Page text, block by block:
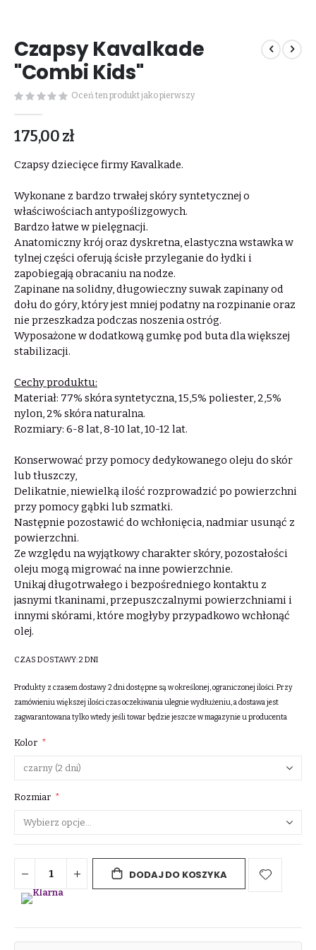
początek
galerii
Czapsy Kavalkade
"Combi Kids"
Oceń ten produkt jako pierwszy
175,00 zł
Czapsy dziecięce firmy Kavalkade.
Wykonane z bardzo trwałej skóry syntetycznej o
właściwościach antypoślizgowych.
Bardzo łatwe w pielęgnacji.
Anatomiczny krój oraz dyskretna, elastyczna wstawka w
tylnej części oferują ścisłe przyleganie do łydki i
zapobiegają obracaniu na nodze.
Zapinane na solidny, długowieczny suwak zapinany od
dołu do góry, który jest mniej podatny na rozpinanie oraz
nie przeszkadza podczas noszenia ostróg.
Wyposażone w dodatkową gumkę pod buta dla większej
stabilizacji.
Cechy produktu:
Materiał: 77% skóra syntetyczna, 15,5% poliester, 2,5%
nylon, 2% skóra naturalna.
Rozmiary: 6-8 lat, 8-10 lat, 10-12 lat.
Konserwować przy pomocy dedykowanego oleju do skór
lub tłuszczy,
Delikatnie, niewielką ilość rozprowadzić po powierzchni
przy pomocy gąbki lub szmatki.
Następnie pozostawić do wchłonięcia, nadmiar usunąć z
powierzchni.
Ze względu na wyjątkowy charakter skóry, pozostałości
oleju mogą migrować na inne powierzchnie.
Unikaj długotrwałego i bezpośredniego kontaktu z
jasnymi tkaninami, przepuszczalnymi powierzchniami i
innymi skórami, które mogłyby przypadkowo wchłonąć
olej.
CZAS DOSTAWY:2 DNI
Produkty z czasem dostawy 2 dni dostępne są w określonej, ograniczonej ilości. Przy
zamówieniu większej ilości czas oczekiwania ulegnie wydłużeniu, a dostawa jest
zagwarantowana tylko wtedy jeśli towar będzie jeszcze w magazynie u producenta
Kolor
Rozmiar
DODAJ DO KOSZYKA